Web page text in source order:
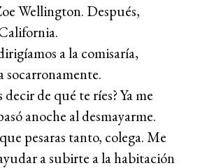
Wellington. Después,
a la comisaría,
socarronamente.
de qué te ríes? Ya me
anoche al desmayarme.
pesaras tanto, colega. Me
a subirte a la habitación